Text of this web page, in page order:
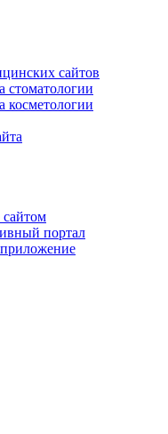
сайтов
стоматологии
косметологии
портал